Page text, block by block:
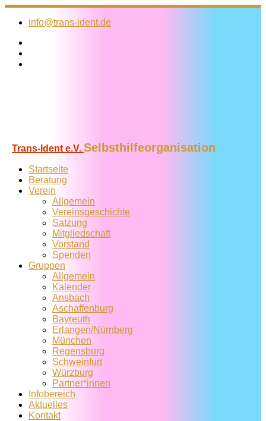
Zum
Inhalt
info@trans-ident.de
Trans-Ident e.V. Selbsthilfeorganisation
Startseite
Beratung
Verein
Allgemein
Vereins­geschichte
Satzung
Mitglied­schaft
Vorstand
Spenden
Gruppen
Allgemein
Kalender
Ansbach
Aschaffenburg
Bayreuth
Erlangen/Nürnberg
München
Regensburg
Schweinfurt
Würzburg
Partner*innen
Infobereich
Aktuelles
Kontakt